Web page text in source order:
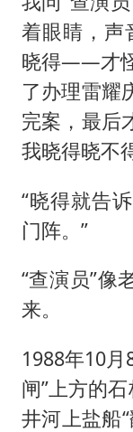
着眼睛，声
晓得——才
了办理雷耀
完案，最后
我晓得晓不
“晓得就告
门阵。”
“查演员”像
来。
1988年10
闸”上方的
井河上盐船